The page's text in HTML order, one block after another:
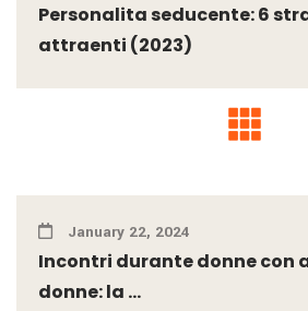
Personalita seducente: 6
attraenti (2023)
January 22, 2024
Incontri durante donne con
donne: la ...